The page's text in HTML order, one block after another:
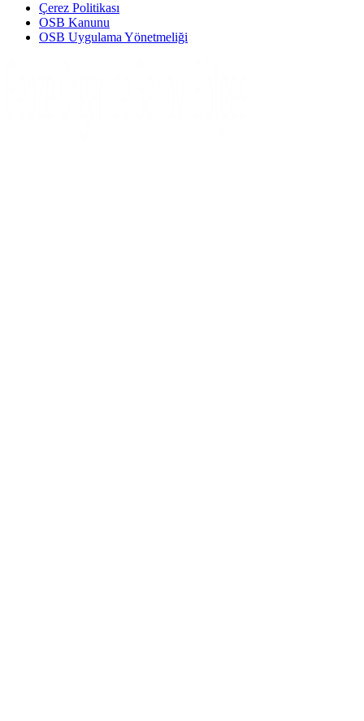
Çerez Politikası
OSB Kanunu
OSB Uygulama Yönetmeliği